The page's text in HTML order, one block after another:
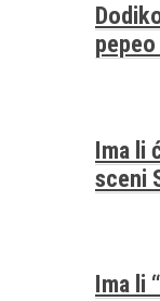
Ima li
sceni
Ima li